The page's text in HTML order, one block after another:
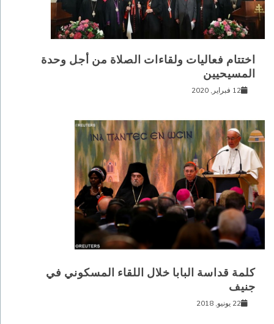
اختتام فعاليات ولقاءات الصلاة من أجل وحدة
المسيحيين
12 فبراير, 2020
كلمة قداسة البابا خلال اللقاء المسكوني في
جنيف
22 يونيو, 2018